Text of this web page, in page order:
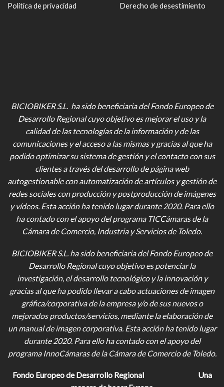
Política de privacidad
Derecho de desestimiento
BICIOBIKER S.L. ha sido beneficiaria del Fondo Europeo de
Desarrollo Regional cuyo objetivo es mejorar el uso y la
calidad de las tecnologías de la información y de las
comunicaciones y el acceso a las mismas y gracias al que ha
podido optimizar su sistema de gestión y el contacto con sus
clientes a través del desarrollo de página web
autogestionable con automatización de artículos y gestión de
redes sociales con producción y postproducción de imágenes
y vídeos. Esta acción ha tenido lugar durante 2020. Para ello
ha contado con el apoyo del programa TICCámaras de la
Cámara de Comercio, Industria y Servicios de Toledo.
BICIOBIKER S.L. ha sido beneficiaria del Fondo Europeo de
Desarrollo Regional cuyo objetivo es potenciar la
investigación, el desarrollo tecnológico y la innovación y
gracias al que ha podido llevar a cabo actuaciones de imagen
gráfica/corporativa de la empresa y/o de sus nuevos o
mejorados productos/servicios, mediante la elaboración de
un manual de imagen corporativa. Esta acción ha tenido lugar
durante 2020. Para ello ha contado con el apoyo del
programa InnoCámaras de la Cámara de Comercio de Toledo.
Fondo Europeo de Desarrollo Regional
Una